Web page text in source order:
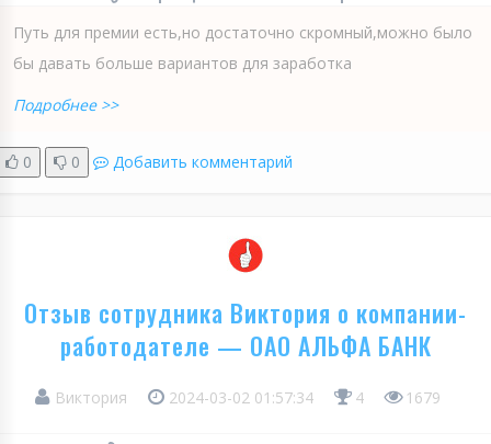
Путь для премии есть,но достаточно скромный,можно было
бы давать больше вариантов для заработка
Подробнее >>
0 0 Добавить комментарий
Отзыв сотрудника Виктория о компании-
работодателе — ОАО АЛЬФА БАНК
Виктория 2024-03-02 01:57:34 4 1679